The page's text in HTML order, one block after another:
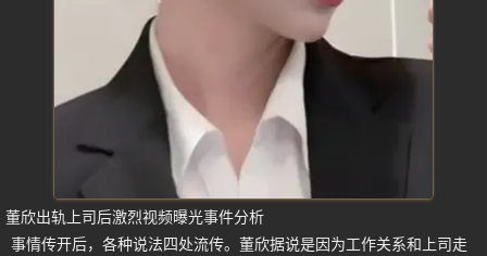
董欣出轨上司后激烈视频曝光事件分析
事情传开后，各种说法四处流传。董欣据说是因为工作关系和上司走